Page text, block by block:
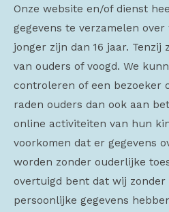
Onze website en/of dienst
gegevens te verzamelen
jonger zijn dan 16 jaar. Tenzij
van ouders of voogd. We
controleren of een bezoeker
raden ouders dan ook aan
online activiteiten van hun
voorkomen dat er gegevens
worden zonder ouderlijke
overtuigd bent dat wij zonder
persoonlijke gegevens